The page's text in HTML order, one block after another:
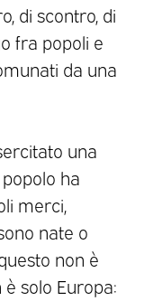
di scontro, di
fra popoli e
da una
una
ha
merci,
nate o
non è
solo Europa: